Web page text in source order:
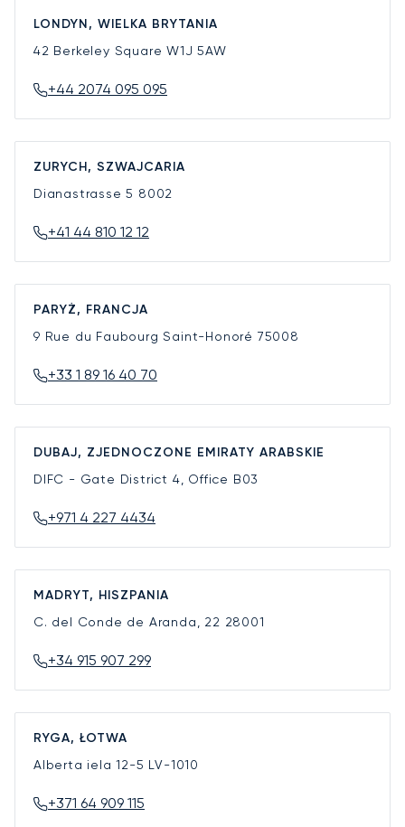
LONDYN, WIELKA BRYTANIA
42 Berkeley SquareW1J 5AW
+44 2074 095 095
ZURYCH, SZWAJCARIA
Dianastrasse 5 8002
+41 44 810 12 12
PARYŻ, FRANCJA
9 Rue du Faubourg Saint-Honoré 75008
+33 1 89 16 40 70
DUBAJ, ZJEDNOCZONE EMIRATY ARABSKIE
DIFC - Gate District 4, Office B03
+971 4 227 4434
MADRYT, HISZPANIA
C. del Conde de Aranda, 22 28001
+34 915 907 299
RYGA, ŁOTWA
Alberta iela 12-5 LV-1010
+371 64 909 115